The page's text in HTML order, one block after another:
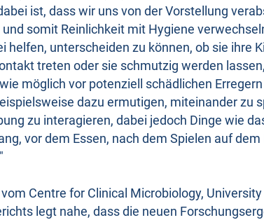
ist, dass wir uns von der Vorstellung
und somit Reinlichkeit mit Hygiene
helfen, unterscheiden zu können, ob sie ihre
treten oder sie schmutzig werden
möglich vor potenziell schädlichen
dazu ermutigen, miteinander zu
zu interagieren, dabei jedoch Dinge wie
vor dem Essen, nach dem Spielen auf
Centre for Clinical Microbiology,
legt nahe, dass die neuen